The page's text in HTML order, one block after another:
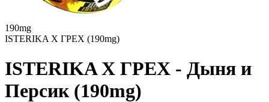
190mg
ISTERIKA X ГРЕХ (190mg)
ISTERIKA X ГРЕХ - Дыня и
Персик (190mg)